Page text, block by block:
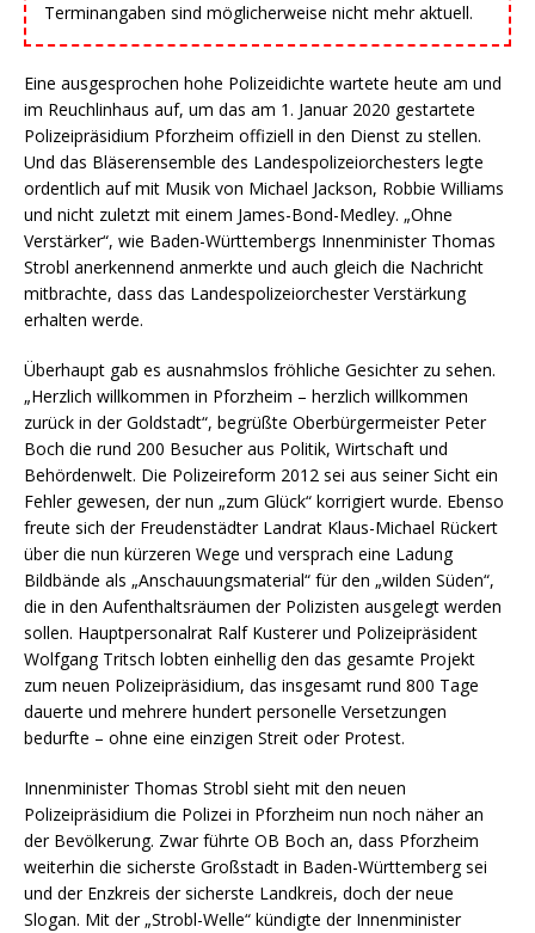
Terminangaben sind möglicherweise nicht mehr aktuell.
Eine ausgesprochen hohe Polizeidichte wartete heute am und
im Reuchlinhaus auf, um das am 1. Januar 2020 gestartete
Polizeipräsidium Pforzheim offiziell in den Dienst zu stellen.
Und das Bläserensemble des Landespolizeiorchesters legte
ordentlich auf mit Musik von Michael Jackson, Robbie Williams
und nicht zuletzt mit einem James-Bond-Medley. „Ohne
Verstärker“, wie Baden-Württembergs Innenminister Thomas
Strobl anerkennend anmerkte und auch gleich die Nachricht
mitbrachte, dass das Landespolizeiorchester Verstärkung
erhalten werde.
Überhaupt gab es ausnahmslos fröhliche Gesichter zu sehen.
„Herzlich willkommen in Pforzheim – herzlich willkommen
zurück in der Goldstadt“, begrüßte Oberbürgermeister Peter
Boch die rund 200 Besucher aus Politik, Wirtschaft und
Behördenwelt. Die Polizeireform 2012 sei aus seiner Sicht ein
Fehler gewesen, der nun „zum Glück“ korrigiert wurde. Ebenso
freute sich der Freudenstädter Landrat Klaus-Michael Rückert
über die nun kürzeren Wege und versprach eine Ladung
Bildbände als „Anschauungsmaterial“ für den „wilden Süden“,
die in den Aufenthaltsräumen der Polizisten ausgelegt werden
sollen. Hauptpersonalrat Ralf Kusterer und Polizeipräsident
Wolfgang Tritsch lobten einhellig den das gesamte Projekt
zum neuen Polizeipräsidium, das insgesamt rund 800 Tage
dauerte und mehrere hundert personelle Versetzungen
bedurfte – ohne eine einzigen Streit oder Protest.
Innenminister Thomas Strobl sieht mit den neuen
Polizeipräsidium die Polizei in Pforzheim nun noch näher an
der Bevölkerung. Zwar führte OB Boch an, dass Pforzheim
weiterhin die sicherste Großstadt in Baden-Württemberg sei
und der Enzkreis der sicherste Landkreis, doch der neue
Slogan. Mit der „Strobl-Welle“ kündigte der Innenminister